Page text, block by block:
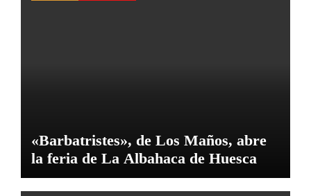
«Barbatristes», de Los Maños, abre
la feria de La Albahaca de Huesca